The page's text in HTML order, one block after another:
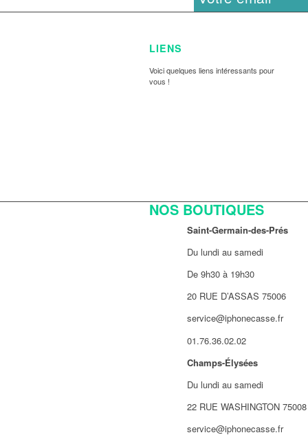
LIENS
Voici quelques liens intéressants pour
vous !
NOS BOUTIQUES
Saint-Germain-des-Prés
Du lundi au samedi
De 9h30 à 19h30
20 RUE D’ASSAS 75006
service@iphonecasse.fr
01.76.36.02.02
Champs-Élysées
Du lundi au samedi
22 RUE WASHINGTON 75008
service@iphonecasse.fr